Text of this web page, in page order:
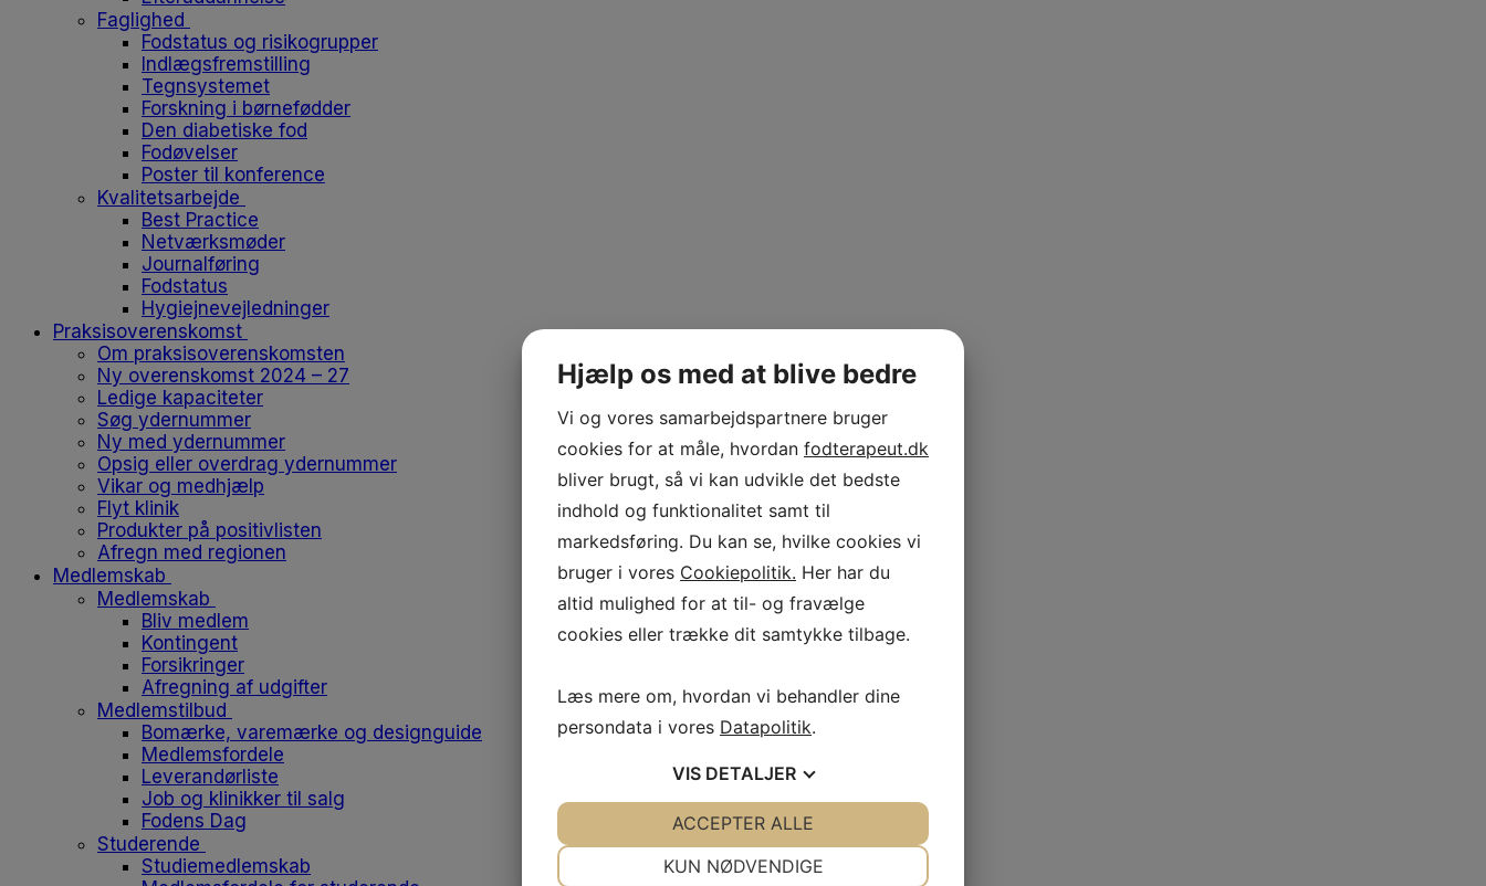
Faglighed
Fodstatus og risikogrupper
Indlægsfremstilling
Tegnsystemet
Forskning i børnefødder
Den diabetiske fod
Fodøvelser
Poster til konference
Kvalitetsarbejde
Best Practice
Netværksmøder
Journalføring
Fodstatus
Hygiejnevejledninger
Praksisoverenskomst
Om praksisoverenskomsten
Ny overenskomst 2024 – 27
Ledige kapaciteter
Søg ydernummer
Ny med ydernummer
Opsig eller overdrag ydernummer
Vikar og medhjælp
Flyt klinik
Produkter på positivlisten
Afregn med regionen
Medlemskab
Medlemskab
Bliv medlem
Kontingent
Forsikringer
Afregning af udgifter
Medlemstilbud
Bomærke, varemærke og designguide
Medlemsfordele
Leverandørliste
Job og klinikker til salg
Fodens Dag
Studerende
Studiemedlemskab
Hjælp os med at blive bedre
Vi og vores samarbejdspartnere bruger
cookies for at måle, hvordan fodterapeut.dk
bliver brugt, så vi kan udvikle det bedste
indhold og funktionalitet samt til
markedsføring. Du kan se, hvilke cookies vi
bruger i vores Cookiepolitik. Her har du
altid mulighed for at til- og fravælge
cookies eller trække dit samtykke tilbage.
Læs mere om, hvordan vi behandler dine
persondata i vores Datapolitik.
VIS DETALJER
NEJ JA
KUN NØDVENDIGE
ACCEPTER ALLE